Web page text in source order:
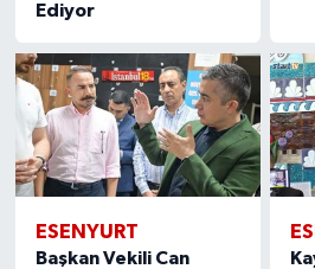
Ediyor
ESENYURT
Başkan Vekili Can